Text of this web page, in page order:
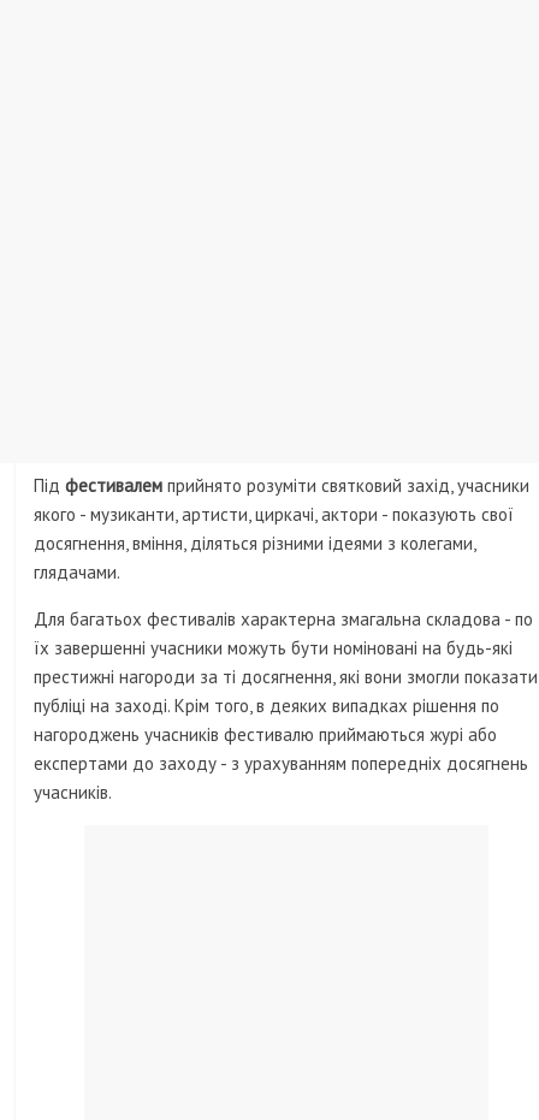
Підфестивалемприйнято розуміти святковий захід, учасники
якого - музиканти, артисти, циркачі, актори - показують свої
досягнення, вміння, діляться різними ідеями з колегами,
глядачами.
Для багатьох фестивалів характерна змагальна складова - по
їх завершенні учасники можуть бути номіновані на будь-які
престижні нагороди за ті досягнення, які вони змогли показати
публіці на заході. Крім того, в деяких випадках рішення по
нагороджень учасників фестивалю приймаються журі або
експертами до заходу - з урахуванням попередніх досягнень
учасників.